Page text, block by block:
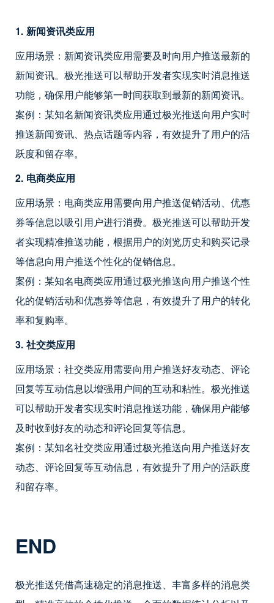
1. 新闻资讯类应用
应用场景：新闻资讯类应用需要及时向用户推送最新的
新闻资讯。极光推送可以帮助开发者实现实时消息推送
功能，确保用户能够第一时间获取到最新的新闻资讯。
案例：某知名新闻资讯类应用通过极光推送向用户实时
推送新闻资讯、热点话题等内容，有效提升了用户的活
跃度和留存率。
2. 电商类应用
应用场景：电商类应用需要向用户推送促销活动、优惠
券等信息以吸引用户进行消费。极光推送可以帮助开发
者实现精准推送功能，根据用户的浏览历史和购买记录
等信息向用户推送个性化的促销信息。
案例：某知名电商类应用通过极光推送向用户推送个性
化的促销活动和优惠券等信息，有效提升了用户的转化
率和复购率。
3. 社交类应用
应用场景：社交类应用需要向用户推送好友动态、评论
回复等互动信息以增强用户间的互动和粘性。极光推送
可以帮助开发者实现实时消息推送功能，确保用户能够
及时收到好友的动态和评论回复等信息。
案例：某知名社交类应用通过极光推送向用户推送好友
动态、评论回复等互动信息，有效提升了用户的活跃度
和留存率。
END
极光推送凭借高速稳定的消息推送、丰富多样的消息类